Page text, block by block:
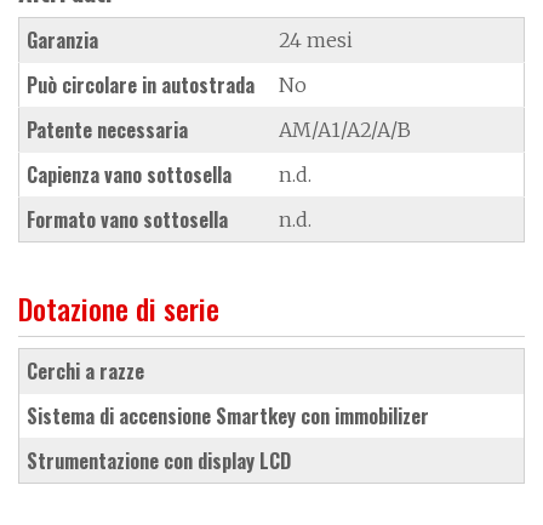
Garanzia 24 mesi
Può circolare in autostrada No
Patente necessaria AM/A1/A2/A/B
Capienza vano sottosella n.d.
Formato vano sottosella n.d.
Dotazione di serie
cerchi a razze
sistema di accensione Smartkey con immobilizer
strumentazione con display LCD